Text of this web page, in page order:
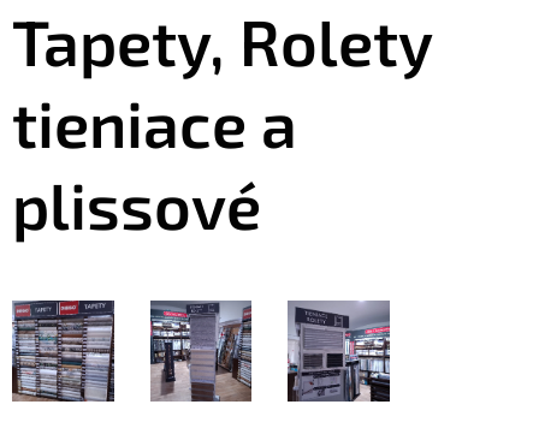
Tapety, Rolety
tieniace a
plissové